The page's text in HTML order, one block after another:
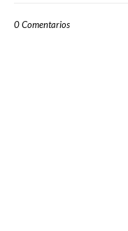
0 Comentarios